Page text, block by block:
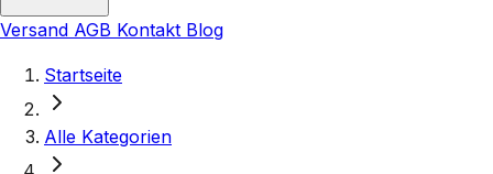
Versand AGB Kontakt Blog
Startseite
Alle Kategorien